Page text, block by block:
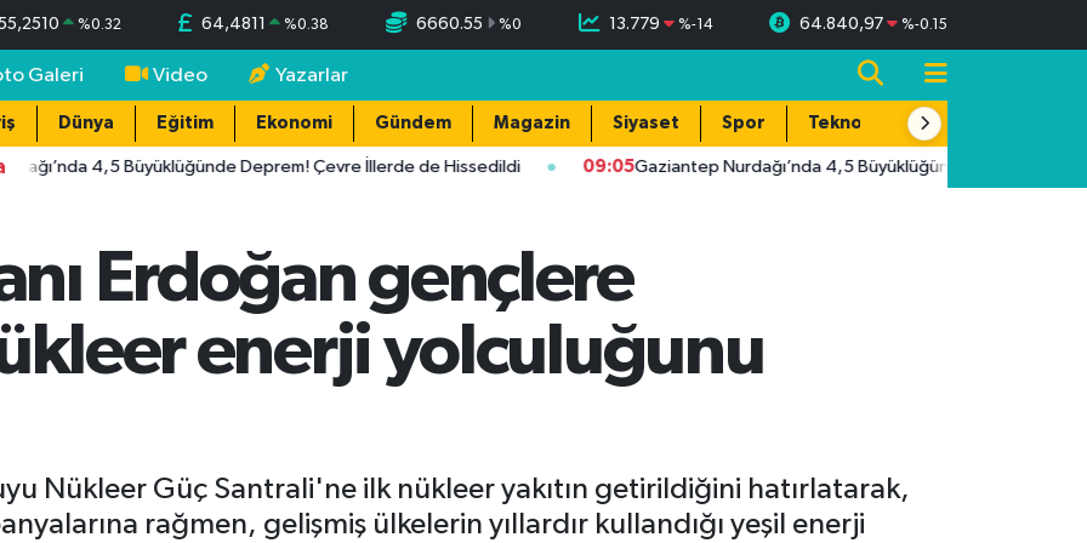
%0.32 64,4811 %0.38 6660.55 %0 13.779 %-14 64.840,97 %-0.15
Galeri Video Yazarlar
Dünya Eğitim Ekonomi Gündem Magazin Siyaset Spor Teknoloji
4,5 Büyüklüğünde Deprem! Çevre İllerde de Hissedildi 09:05Gaziantep Nurdağı’nda 4,5 Büyüklüğünde Deprem!
Erdoğan gençlere
enerji yolculuğunu
Nükleer Güç Santrali'ne ilk nükleer yakıtın getirildiğini hatırlatarak,
rağmen, gelişmiş ülkelerin yıllardır kullandığı yeşil enerji